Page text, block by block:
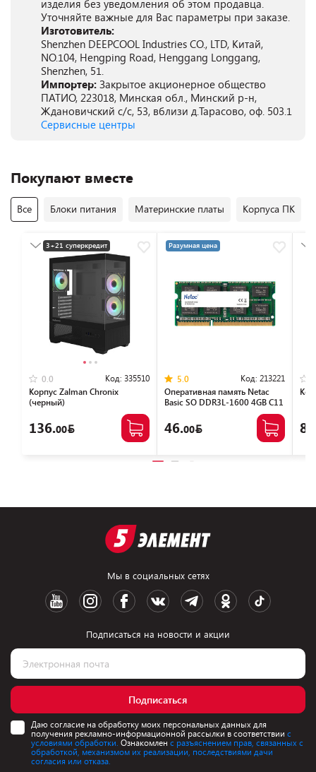
изделия без уведомления об этом продавца.
Уточняйте важные для Вас параметры при заказе.
Изготовитель:
Shenzhen DEEPCOOL Industries CO., LTD, Китай,
NO.104, Hengping Road, Henggang Longgang,
Shenzhen, 51.
Импортер: Закрытое акционерное общество
ПАТИО, 223018, Минская обл., Минский р-н,
Ждановичский с/с, 53, вблизи д.Тарасово, оф. 503.1
Сервисные центры
Покупают вместе
Все Блоки питания Материнские платы Корпуса ПК
3+21 суперкредит
Разумная цена
0.0 Код: 335510
Корпус Zalman Chronix
(черный)
136.00
Разумная цена
5.0 Код: 213221
Оперативная память Netac
Basic SO DDR3L-1600 4GB C11
46.00
Мы в социальных сетях
Подписаться на новости и акции
Подписаться
Даю согласие на обработку моих персональных данных для
получения рекламно-информационной рассылки в соответствии с
условиями обработки. Ознакомлен с разъяснением прав, связанных с
обработкой, механизмом их реализации, последствиями дачи
согласия или отказа.